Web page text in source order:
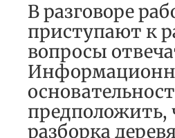
В разговоре
приступают к
вопросы
предположить,
разборка